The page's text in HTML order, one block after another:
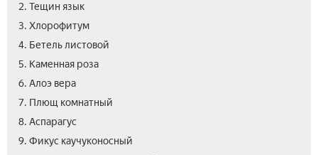
2. Тещин язык
3. Хлорофитум
4. Бетель листовой
5. Каменная роза
6. Алоэ вера
7. Плющ комнатный
8. Аспарагус
9. Фикус каучуконосный